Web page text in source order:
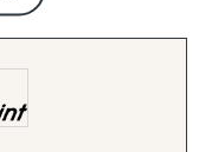
・税務等）、現地
築、商品パッケー
スを提供します。
定版をリリース！
上に手ごわい？
ける最も役に立つ